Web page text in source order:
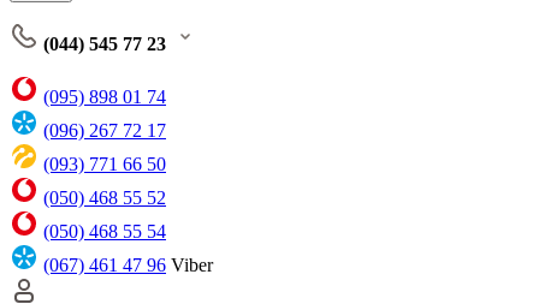
(044) 545 77 23
(095) 898 01 74
(096) 267 72 17
(093) 771 66 50
(050) 468 55 52
(050) 468 55 54
(067) 461 47 96 Viber